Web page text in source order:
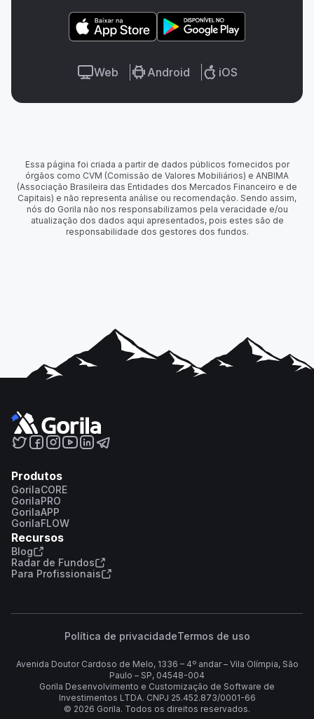
Web Android iOS
Essa página foi criada a partir de dados públicos fornecidos por
órgãos como CVM (Comissão de Valores Mobiliários) e ANBIMA
(Associação Brasileira das Entidades dos Mercados Financeiro e de
Capitais) e não representa análise ou recomendação. Sendo assim,
nós do Gorila não nos responsabilizamos pela veracidade e/ou
atualização dos dados aqui apresentados, pois estes são de
responsabilidade dos gestores dos fundos.
Produtos
GorilaCORE
GorilaPRO
GorilaAPP
GorilaFLOW
Recursos
Blog
Radar de Fundos
Para Profissionais
Política de privacidadeTermos de uso
Avenida Doutor Cardoso de Melo, 1336 – 4º andar – Vila Olímpia, São
Paulo – SP, 04548-004
Gorila Desenvolvimento e Customização de Software de
Investimentos LTDA. CNPJ 25.452.873/0001-66
© 2026 Gorila. Todos os direitos reservados.